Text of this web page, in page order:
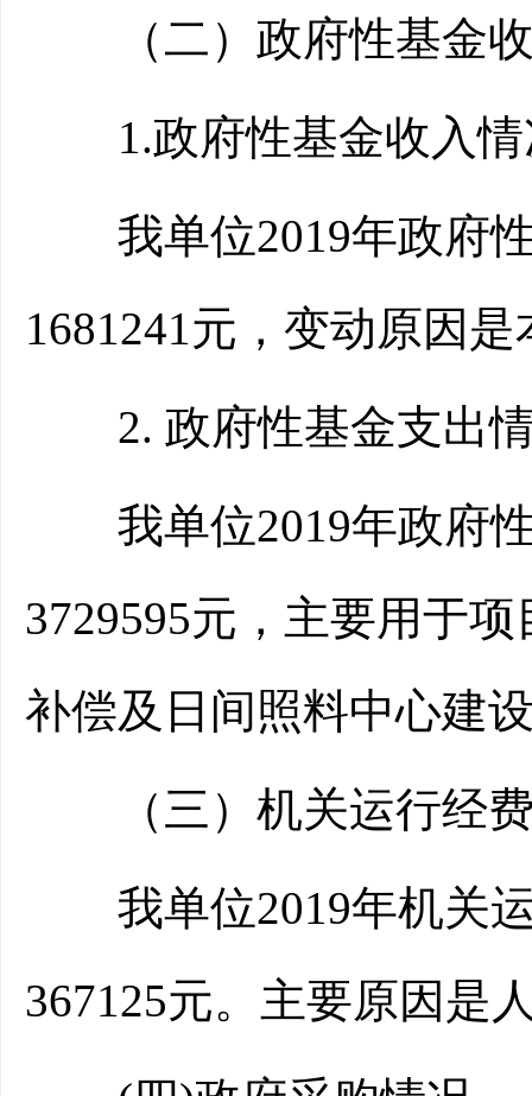
（二）政府性基金收
1.政府性基金收入情
我单位2019年政府性
1681241元，变动原因
2. 政府性基金支出
我单位2019年政府性
3729595元，主要用于
补偿及日间照料中心建
（三）机关运行经
我单位2019年机关运
367125元。主要原因是